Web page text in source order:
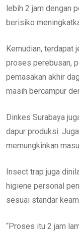
lebih 2 jam dengan
berisiko
Kemudian, terdapat
proses perebusan,
pemasakan akhir
masih bercampur
Dinkes Surabaya
dapur produksi.
memungkinkan
Insect trap juga
higiene personal
sesuai standar
“Proses itu 2 jam